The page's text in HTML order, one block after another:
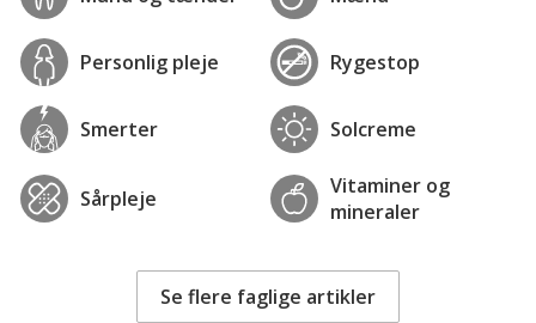
Personlig pleje Rygestop
Smerter Solcreme
Sårpleje
Vitaminer og
mineraler
Se flere faglige artikler